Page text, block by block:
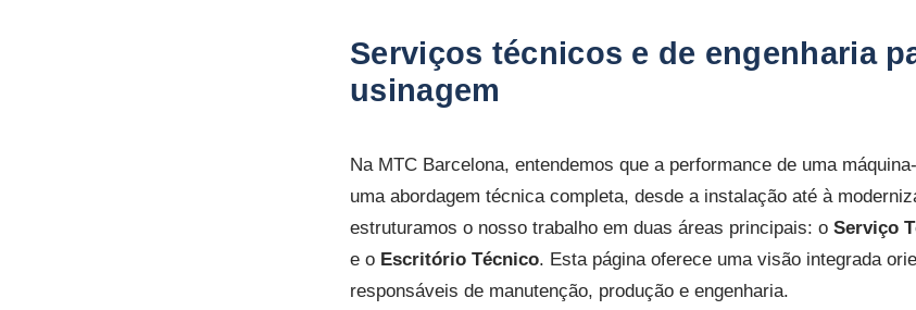
Serviços técnicos e de engenharia
usinagem
Na MTC Barcelona, entendemos que a performance de uma
uma abordagem técnica completa, desde a instalação até à
estruturamos o nosso trabalho em duas áreas principais: o Serviço
e o Escritório Técnico. Esta página oferece uma visão integrada
responsáveis de manutenção, produção e engenharia.